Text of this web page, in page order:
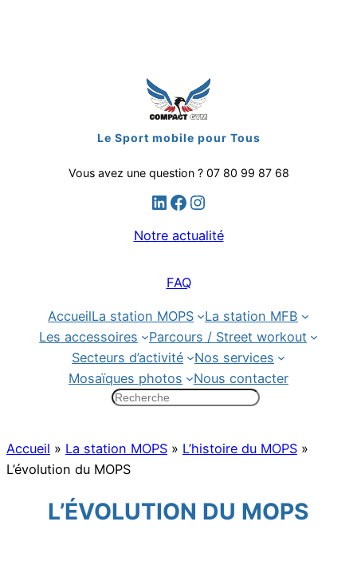
Le Sport mobile pour Tous
Vous avez une question ? 07 80 99 87 68
LinkedIn Facebook Instagram
Notre actualité
FAQ
AccueilLa station MOPS
La station MFB
Les accessoires
Parcours / Street workout
Secteurs d’activité
Nos services
Mosaïques photos
Nous contacter
h
e
c
h
Accueil » La station MOPS » L’histoire du MOPS »
L’évolution du MOPS
L’ÉVOLUTION DU MOPS